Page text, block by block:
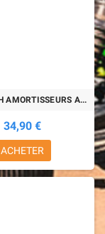
HOBBYTECH AMORTISSEURS ALU 75mm
34,90 €
ACHETER